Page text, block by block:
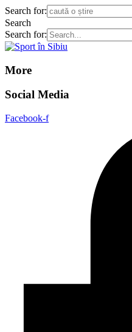
Search for:
Search
Search for:
More
Social Media
Facebook-f